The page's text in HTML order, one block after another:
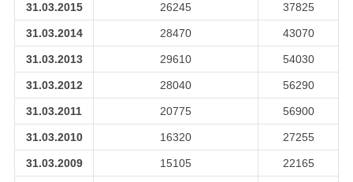
31.03.2015 26245 37825
31.03.2014 28470 43070
31.03.2013 29610 54030
31.03.2012 28040 56290
31.03.2011 20775 56900
31.03.2010 16320 27255
31.03.2009 15105 22165